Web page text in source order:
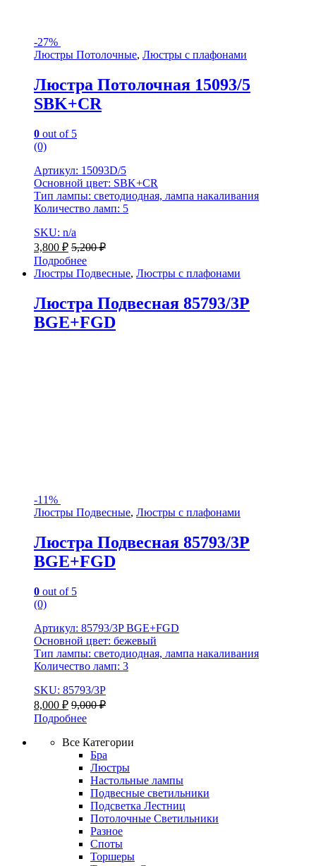
-27%
Люстры Потолочные, Люстры с плафонами
Люстра Потолочная 15093/5
SBK+CR
0 out of 5
(0)
Артикул: 15093D/5
Основной цвет: SBK+CR
Тип лампы: светодиодная, лампа накаливания
Количество ламп: 5
SKU: n/a
3,800 ₽ 5,200₽
Подробнее
Люстры Подвесные, Люстры с плафонами
Люстра Подвесная 85793/3P
BGE+FGD
-11%
Люстры Подвесные, Люстры с плафонами
Люстра Подвесная 85793/3P
BGE+FGD
0 out of 5
(0)
Артикул: 85793/3P BGE+FGD
Основной цвет: бежевый
Тип лампы: светодиодная, лампа накаливания
Количество ламп: 3
SKU: 85793/3P
8,000 ₽ 9,000₽
Подробнее
Все Категории
Бра
Люстры
Настольные лампы
Подвесные светильники
Подсветка Лестниц
Потолочные Светильники
Разное
Споты
Торшеры